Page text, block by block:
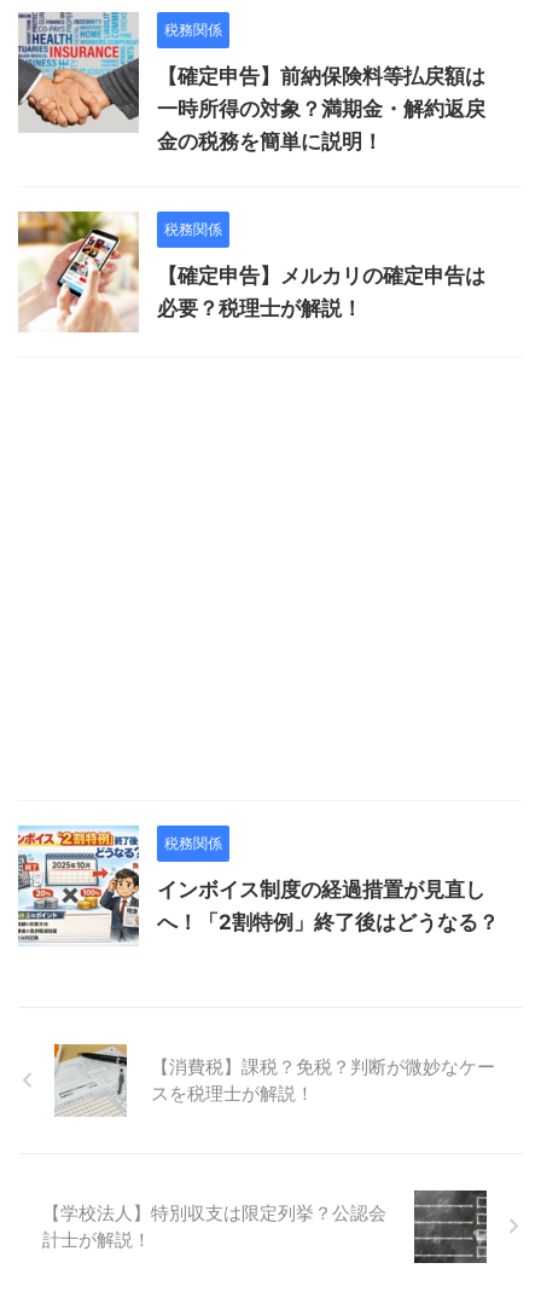
税務関係
【確定申告】前納保険料等払戻額は
一時所得の対象？満期金・解約返戻
金の税務を簡単に説明！
税務関係
【確定申告】メルカリの確定申告は
必要？税理士が解説！
税務関係
インボイス制度の経過措置が見直し
へ！「2割特例」終了後はどうなる？
【消費税】課税？免税？判断が微妙なケー
スを税理士が解説！
【学校法人】特別収支は限定列挙？公認会
計士が解説！